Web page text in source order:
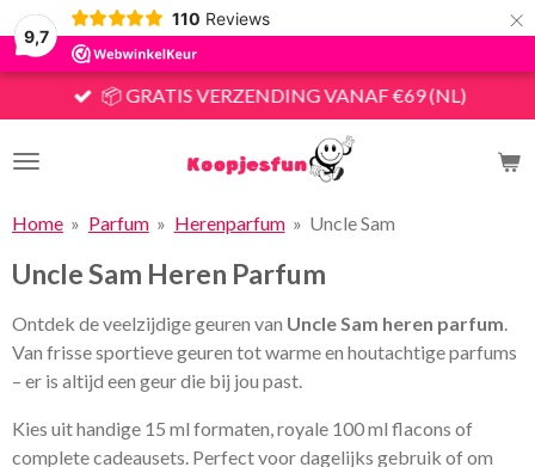
9,7
110 Reviews ×
📦 GRATIS VERZENDING VANAF €69 (NL)
Home » Parfum » Herenparfum » Uncle Sam
Uncle Sam Heren Parfum
Ontdek de veelzijdige geuren van Uncle Sam heren parfum.
Van frisse sportieve geuren tot warme en houtachtige parfums
– er is altijd een geur die bij jou past.
Kies uit handige 15 ml formaten, royale 100 ml flacons of
complete cadeausets. Perfect voor dagelijks gebruik of om